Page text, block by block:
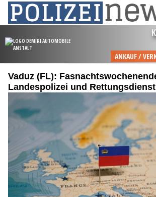
Vaduz (FL):
Landespolizei und